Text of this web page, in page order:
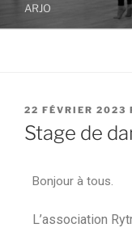
ARJO
22 FÉVRIER 2023
Stage de
Bonjour à tous.
L’association